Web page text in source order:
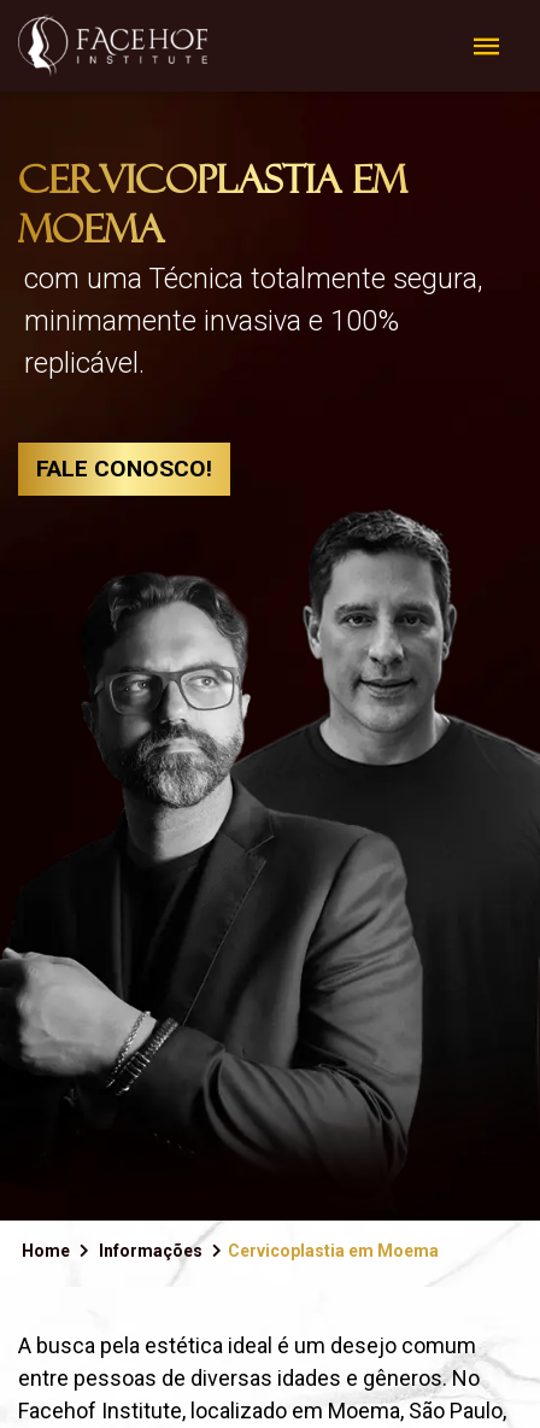
Cervicoplastia em
Moema
com uma Técnica totalmente segura,
minimamente invasiva e 100%
replicável.
FALE CONOSCO!
Home Informações Cervicoplastia em Moema
A busca pela estética ideal é um desejo comum
entre pessoas de diversas idades e gêneros. No
Facehof Institute, localizado em Moema, São Paulo,